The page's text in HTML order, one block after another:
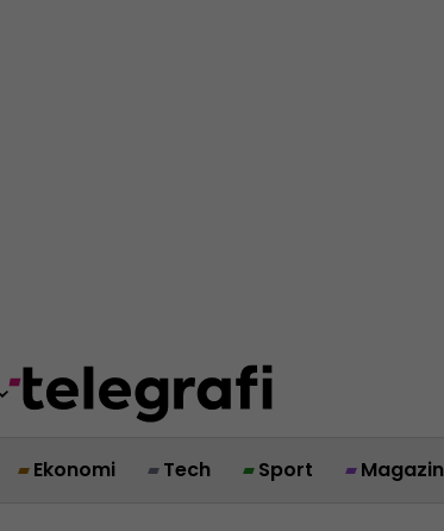
Ekonomi Tech Sport